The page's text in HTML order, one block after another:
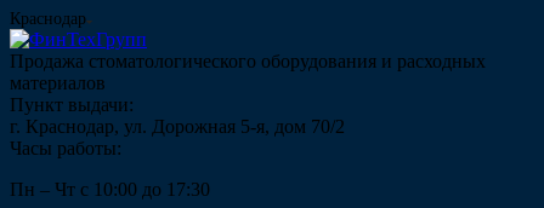
Краснодар
Продажа стоматологического оборудования и расходных
материалов
Пункт выдачи:
г. Краснодар, ул. Дорожная 5-я, дом 70/2
Часы работы:
Пн – Чт с 10:00 до 17:30